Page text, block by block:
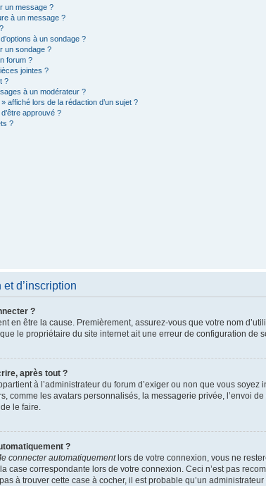
un message ?
à un message ?
à un sondage ?
un sondage ?
forum ?
jointes ?
?
à un modérateur ?
affiché lors de la rédaction d’un sujet ?
approuvé ?
?
d’inscription
?
en être la cause. Premièrement, assurez-vous que votre nom
le propriétaire du site internet ait une erreur de configuration de
après tout ?
à l’administrateur du forum d’exiger ou non que vous
comme les avatars personnalisés, la messagerie privée, l’envoi
le faire.
?
connecter automatiquementlors de votre connexion, vous ne
case correspondante lors de votre connexion. Ceci n’est pas
à trouver cette case à cocher, il est probable qu’un